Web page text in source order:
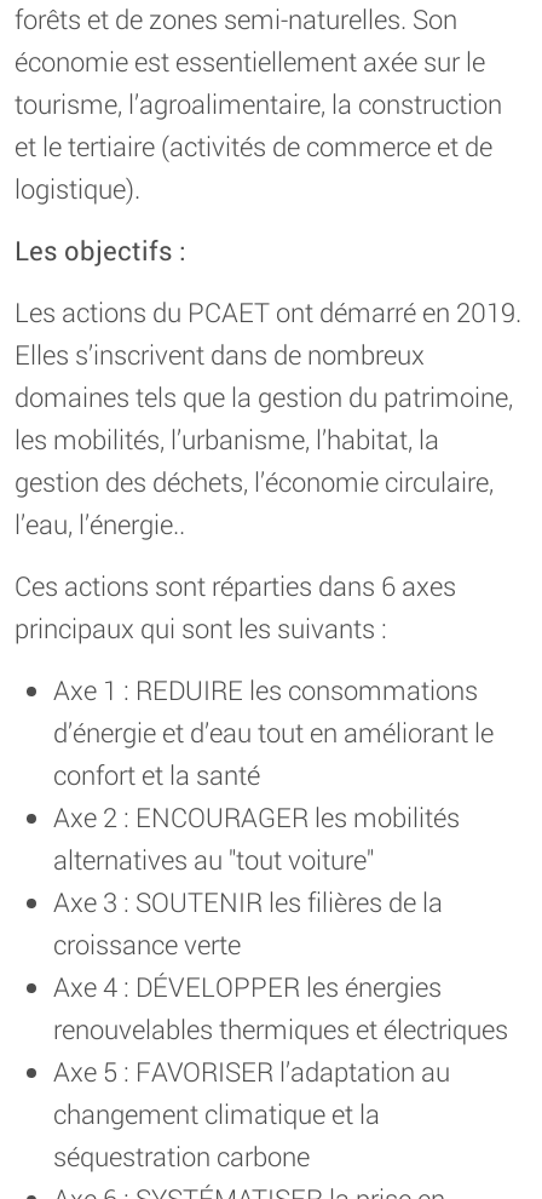
forêts et de zones semi-naturelles. Son
économie est essentiellement axée sur le
tourisme, l’agroalimentaire, la construction
et le tertiaire (activités de commerce et de
logistique).
Les objectifs :
Les actions du PCAET ont démarré en 2019.
Elles s’inscrivent dans de nombreux
domaines tels que la gestion du patrimoine,
les mobilités, l’urbanisme, l’habitat, la
gestion des déchets, l’économie circulaire,
l’eau, l’énergie..
Ces actions sont réparties dans 6 axes
principaux qui sont les suivants :
Axe 1 : REDUIRE les consommations
d’énergie et d’eau tout en améliorant le
confort et la santé
Axe 2 : ENCOURAGER les mobilités
alternatives au "tout voiture"
Axe 3 : SOUTENIR les filières de la
croissance verte
Axe 4 : DÉVELOPPER les énergies
renouvelables thermiques et électriques
Axe 5 : FAVORISER l’adaptation au
changement climatique et la
séquestration carbone